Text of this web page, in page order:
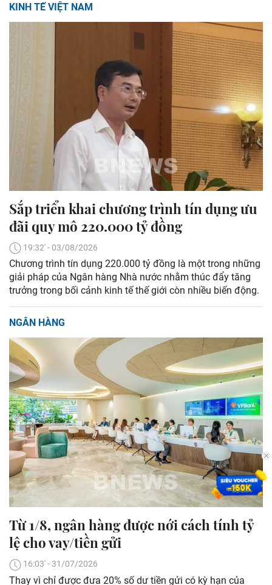
KINH TẾ VIỆT NAM
Sắp triển khai chương trình tín dụng ưu
đãi quy mô 220.000 tỷ đồng
19:32' - 03/08/2026
Chương trình tín dụng 220.000 tỷ đồng là một trong những
giải pháp của Ngân hàng Nhà nước nhằm thúc đẩy tăng
trưởng trong bối cảnh kinh tế thế giới còn nhiều biến động.
NGÂN HÀNG
Từ 1/8, ngân hàng được nới cách tính tỷ
lệ cho vay/tiền gửi
16:03' - 31/07/2026
Thay vì chỉ được đưa 20% số dư tiền gửi có kỳ hạn của